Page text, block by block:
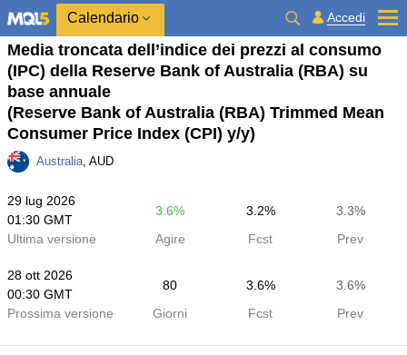
Calendario Accedi
Media troncata dell’indice dei prezzi al consumo
(IPC) della Reserve Bank of Australia (RBA) su
base annuale
(Reserve Bank of Australia (RBA) Trimmed Mean
Consumer Price Index (CPI) y/y)
Australia, AUD
29 lug 2026
01:30 GMT
3.6% 3.2%
3.3%
Ultima versione
Agire Fcst Prev
28 ott 2026
00:30 GMT
80 3.6%
3.6%
Prossima versione
Giorni Fcst Prev